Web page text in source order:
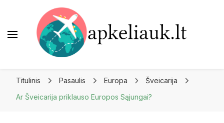
Titulinis Pasaulis Europa
Šveicarija
Ar Šveicarija priklauso Europos Sąjungai?